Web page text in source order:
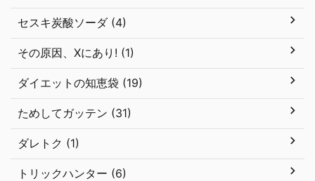
セスキ炭酸ソーダ (4)
その原因、Xにあり! (1)
ダイエットの知恵袋 (19)
ためしてガッテン (31)
ダレトク (1)
トリックハンター (6)